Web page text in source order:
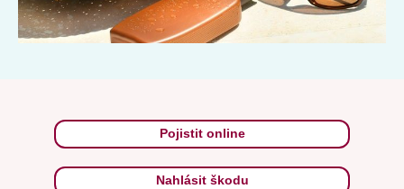
Pojistit online
Nahlásit škodu